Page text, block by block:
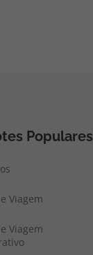
Populares
Viagem
Viagem